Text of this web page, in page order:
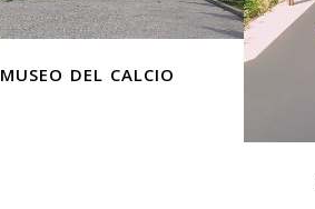
museo del calcio